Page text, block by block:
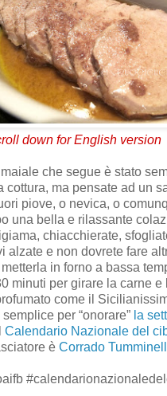
down for English version
maiale che segue è stato
cottura, ma pensate ad un
piove, o nevica, o
una bella e rilassante
chiacchierate,
alzate e non dovrete fare
in forno a bassa
minuti per girare la carne e
come il
per “onorare” la
Calendario Nazionale del
è Corrado